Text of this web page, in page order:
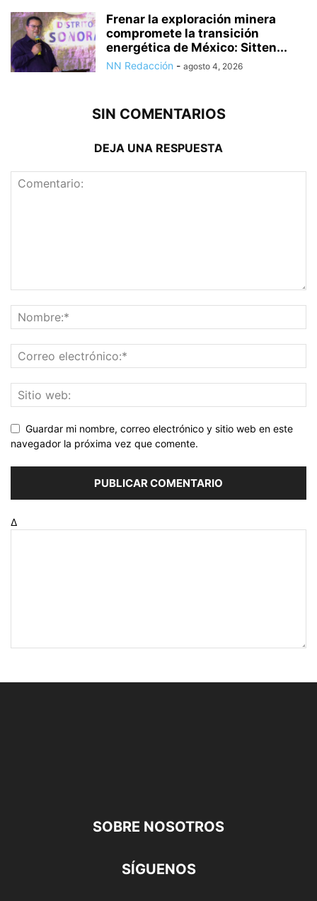
Frenar la exploración minera
compromete la transición
energética de México: Sitten...
NN Redacción - agosto 4, 2026
SIN COMENTARIOS
DEJA UNA RESPUESTA
Guardar mi nombre, correo electrónico y sitio web en este
navegador la próxima vez que comente.
Δ
SOBRE NOSOTROS
SÍGUENOS